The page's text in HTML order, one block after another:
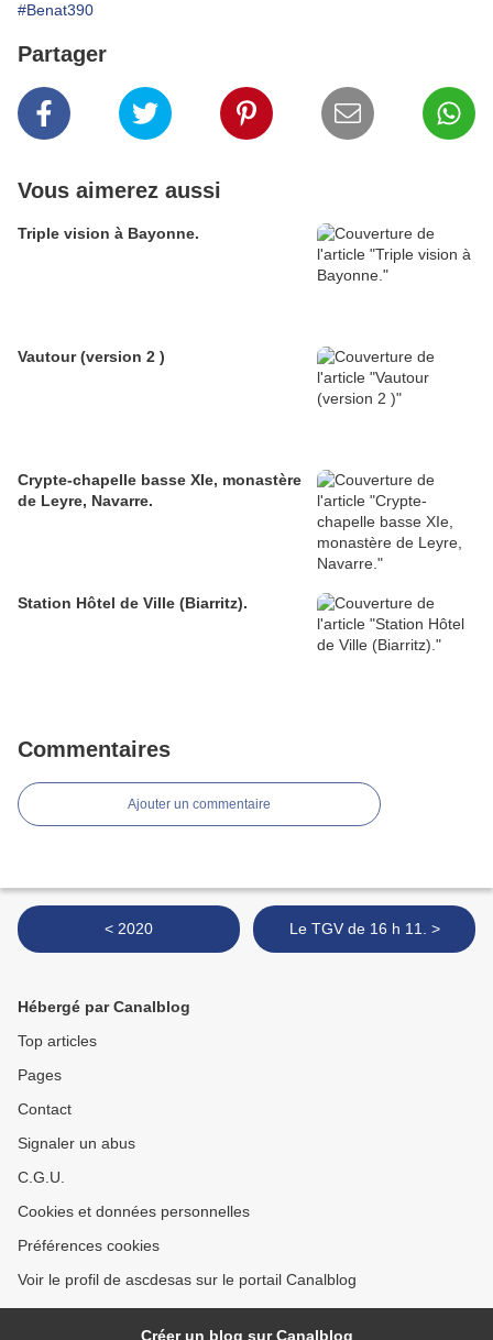
#Benat390
Partager
Vous aimerez aussi
Triple vision à Bayonne.
Vautour (version 2 )
Crypte-chapelle basse XIe, monastère
de Leyre, Navarre.
Station Hôtel de Ville (Biarritz).
Commentaires
Ajouter un commentaire
< 2020 Le TGV de 16 h 11. >
Hébergé par Canalblog
Top articles
Pages
Contact
Signaler un abus
C.G.U.
Cookies et données personnelles
Préférences cookies
Voir le profil de ascdesas sur le portail Canalblog
Créer un blog sur Canalblog